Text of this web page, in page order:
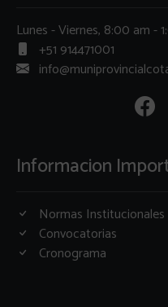
Lunes - Viernes, 8:00 am -
+51 914471001
Informacion
Normas Institucionales
Convocatorias
Cronograma